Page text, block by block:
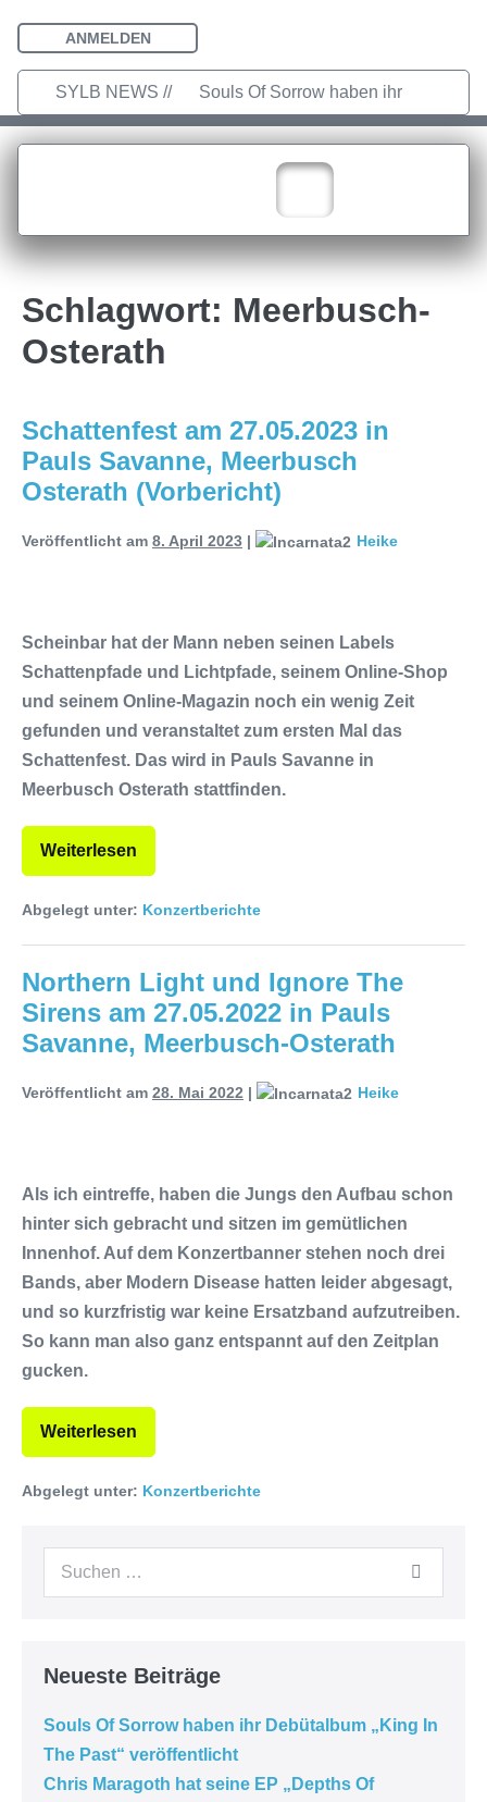
SYLB NEWS // Souls Of Sorrow haben ihr
Debütalbum „King In The Past“
veröffentlicht Chris Maragoth hat
seine EP „Depths Of Despair“
veröffentlicht TerrortwinZ EP-
Releaseshow am 22.11.2025 im
22.11.2025 im Parkhaus Meiderich,
Duisburg (Vorbericht)
Within mit neuem Album „Rise Of
Bochum
ANMELDEN
Schlagwort: Meerbusch-
Osterath
Schattenfest am 27.05.2023 in
Pauls Savanne, Meerbusch
Osterath (Vorbericht)
Veröffentlicht am 8. April 2023 | Heike
Scheinbar hat der Mann neben seinen Labels
Schattenpfade und Lichtpfade, seinem Online-Shop
und seinem Online-Magazin noch ein wenig Zeit
gefunden und veranstaltet zum ersten Mal das
Schattenfest. Das wird in Pauls Savanne in
Meerbusch Osterath stattfinden.
Weiterlesen
Abgelegt unter: Konzertberichte
Northern Light und Ignore The
Sirens am 27.05.2022 in Pauls
Savanne, Meerbusch-Osterath
Veröffentlicht am 28. Mai 2022 | Heike
Als ich eintreffe, haben die Jungs den Aufbau schon
hinter sich gebracht und sitzen im gemütlichen
Innenhof. Auf dem Konzertbanner stehen noch drei
Bands, aber Modern Disease hatten leider abgesagt,
und so kurzfristig war keine Ersatzband aufzutreiben.
So kann man also ganz entspannt auf den Zeitplan
gucken.
Weiterlesen
Abgelegt unter: Konzertberichte
Neueste Beiträge
Souls Of Sorrow haben ihr Debütalbum „King In
The Past“ veröffentlicht
Chris Maragoth hat seine EP „Depths Of